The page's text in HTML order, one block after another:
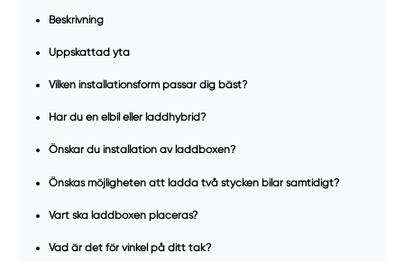
Beskrivning
Uppskattad yta
Vilken installationsform passar dig bäst?
Har du en elbil eller laddhybrid?
Önskar du installation av laddboxen?
Önskas möjligheten att ladda två stycken bilar samtidigt?
Vart ska laddboxen placeras?
Vad är det för vinkel på ditt tak?